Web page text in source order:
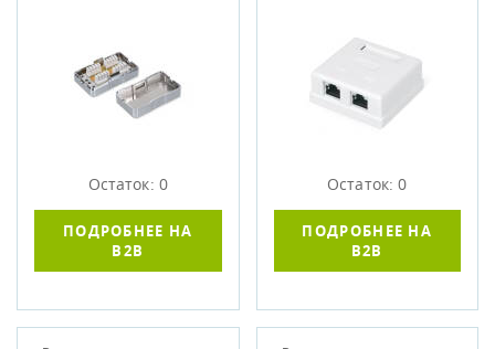
Остаток: 0
ПОДРОБНЕЕ НА
B2B
Остаток: 0
ПОДРОБНЕЕ НА
B2B